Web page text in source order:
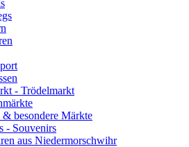
- Trödelmarkt
& besondere Märkte
- Souvenirs
aus Niedermorschwihr